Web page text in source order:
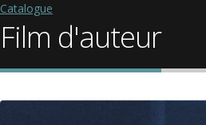
Catalogue
Film d'auteur